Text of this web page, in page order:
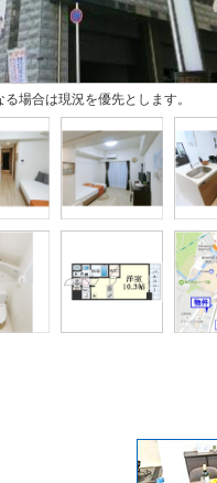
場合は現況を優先とします。